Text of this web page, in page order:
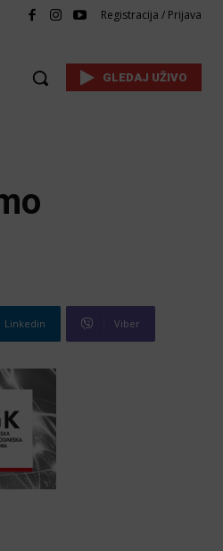
Registracija / Prijava
GLEDAJ UŽIVO
Linkedin Viber